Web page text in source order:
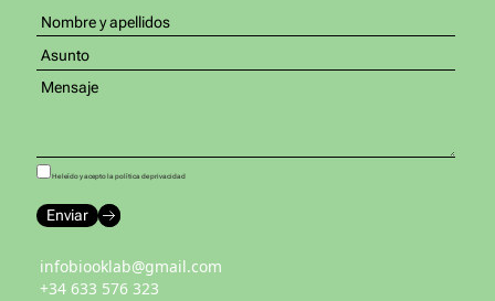
He leído y acepto la política de privacidad
infobiooklab@gmail.com
+34 633 576 323